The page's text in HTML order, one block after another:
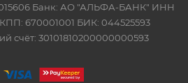
Банк: АО "АЛЬФА-БАНК" ИНН
КПП: 670001001 БИК: 044525593
счёт: 30101810200000000593